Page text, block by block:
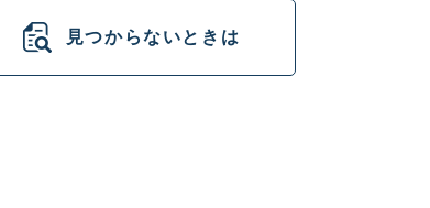
見つからないときは